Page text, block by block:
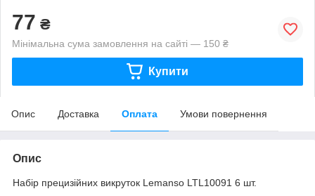
77 ₴
Мінімальна сума замовлення на сайті — 150 ₴
Купити
Опис Доставка Оплата Умови повернення
Опис
Набір прецизійних викруток Lemanso LTL10091 6 шт.